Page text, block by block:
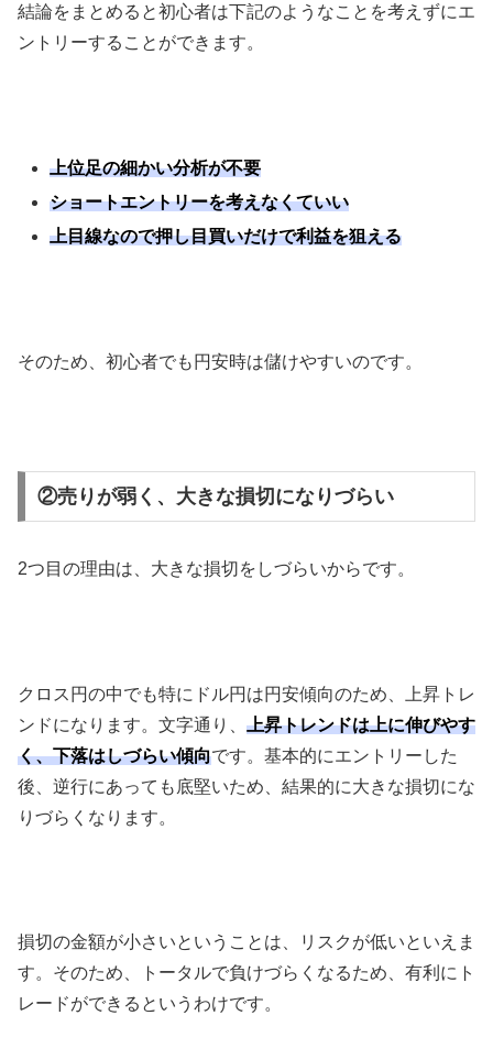
結論をまとめると初心者は下記のようなことを考えずにエ
ントリーすることができます。
上位足の細かい分析が不要
ショートエントリーを考えなくていい
上目線なので押し目買いだけで利益を狙える
そのため、初心者でも円安時は儲けやすいのです。
②売りが弱く、大きな損切になりづらい
2つ目の理由は、大きな損切をしづらいからです。
クロス円の中でも特にドル円は円安傾向のため、上昇トレ
ンドになります。文字通り、 上昇トレンドは上に伸びやす
く、下落はしづらい傾向です。基本的にエントリーした
後、逆行にあっても底堅いため、結果的に大きな損切にな
りづらくなります。
損切の金額が小さいということは、リスクが低いといえま
す。そのため、トータルで負けづらくなるため、有利にト
レードができるというわけです。